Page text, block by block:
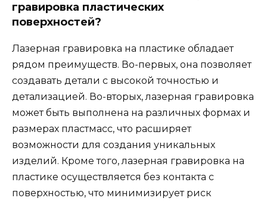
гравировка пластических
поверхностей?
Лазерная гравировка на пластике обладает
рядом преимуществ. Во-первых, она позволяет
создавать детали с высокой точностью и
детализацией. Во-вторых, лазерная гравировка
может быть выполнена на различных формах и
размерах пластмасс, что расширяет
возможности для создания уникальных
изделий. Кроме того, лазерная гравировка на
пластике осуществляется без контакта с
поверхностью, что минимизирует риск